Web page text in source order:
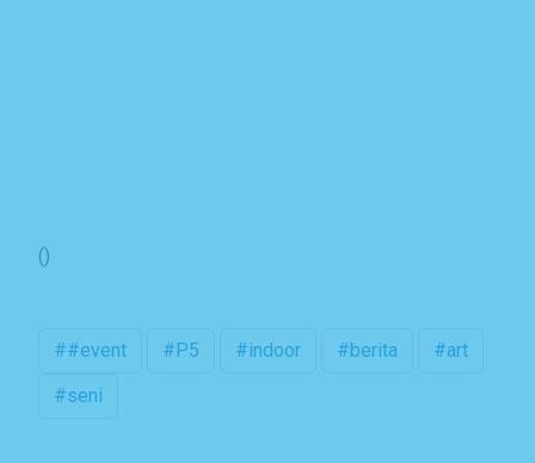
()
##event #P5 #indoor #berita
#art
#seni